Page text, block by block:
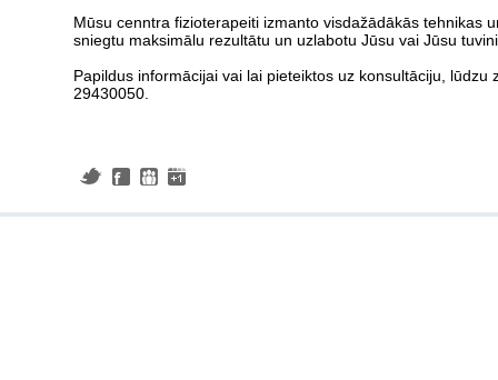
Mūsu cenntra fizioterapeiti izmanto visdažādākās tehnikas
sniegtu maksimālu rezultātu un uzlabotu Jūsu vai Jūsu
Papildus informācijai vai lai pieteiktos uz konsultāciju,
29430050.